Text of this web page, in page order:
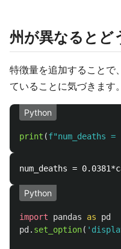
州が異なるとど
特徴量を追加することで
ていることに気づきます。
Python
print (f"num_deaths =
Python
import pandas as
pd
pd . set_option( '